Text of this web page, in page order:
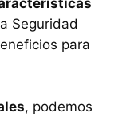
Seguridad
para
, podemos